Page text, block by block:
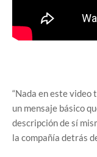
“Nada en este video
un mensaje básico
descripción de sí
la compañía detrás